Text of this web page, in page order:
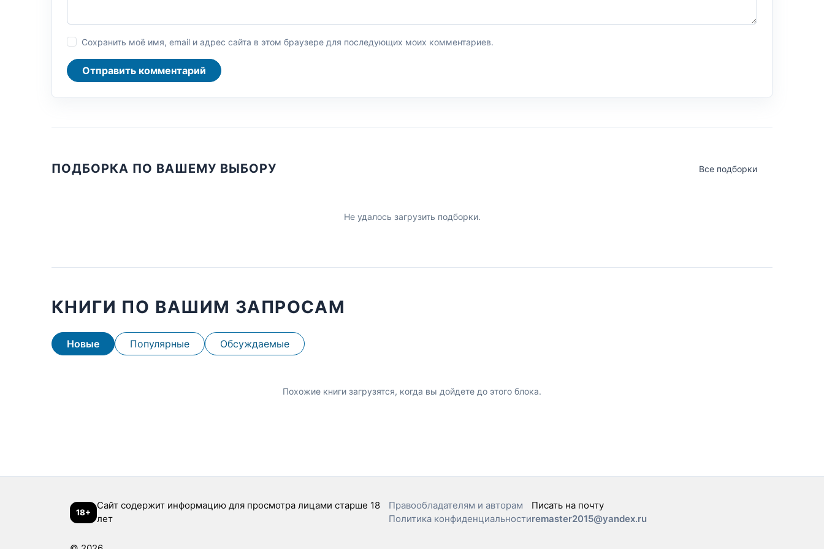
Сохранить моё имя, email и адрес сайта в этом браузере для последующих моих комментариев.
Отправить комментарий
ПОДБОРКА ПО ВАШЕМУ ВЫБОРУ Все подборки
Не удалось загрузить подборки.
КНИГИ ПО ВАШИМ ЗАПРОСАМ
Новые Популярные Обсуждаемые
Похожие книги загрузятся, когда вы дойдете до этого блока.
18+
Сайт содержит информацию для просмотра лицами старше 18
лет
Правообладателям и авторам
Политика конфиденциальности
Писать на почту
remaster2015@yandex.ru